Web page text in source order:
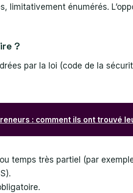
limitativement énumérés.
?
par la loi (code de la
: comment ils ont trouvé
temps très partiel (par